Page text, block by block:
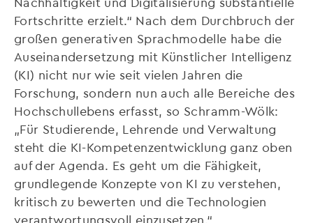
Fortschritte erzielt.“ Nach dem Durchbruch der
großen generativen Sprachmodelle habe die
Auseinandersetzung mit Künstlicher Intelligenz
(KI) nicht nur wie seit vielen Jahren die
Forschung, sondern nun auch alle Bereiche des
Hochschullebens erfasst, so Schramm-Wölk:
„Für Studierende, Lehrende und Verwaltung
steht die KI-Kompetenzentwicklung ganz oben
auf der Agenda. Es geht um die Fähigkeit,
grundlegende Konzepte von KI zu verstehen,
kritisch zu bewerten und die Technologien
verantwortungsvoll einzusetzen.“